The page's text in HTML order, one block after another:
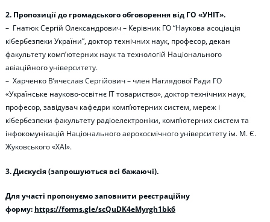
2. Пропозиції до громадського обговорення від ГО «УНІТ».
– Гнатюк Сергій Олександрович – Керівник ГО “Наукова асоціація
кібербезпеки України”, доктор технічних наук, професор, декан
факультету комп’ютерних наук та технологій Національного
авіаційного університету.
– Харченко В’ячеслав Сергійович – член Наглядової Ради ГО
«Українське науково-освітнє ІТ товариство», доктор технічних наук,
професор, завідувач кафедри комп’ютерних систем, мереж і
кібербезпеки факультету радіоелектроніки, комп’ютерних систем та
інфокомунікацій Національного аерокосмічного університету ім. М. Є.
Жуковського «ХАІ».
3. Дискусія (запрошуються всі бажаючі).
Для участі пропонуємо заповнити реєстраційну
форму: https://forms.gle/scQuDK4eMyrgh1bk6